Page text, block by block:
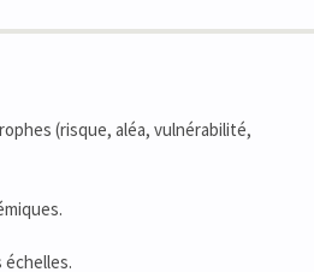
(risque, aléa, vulnérabilité,